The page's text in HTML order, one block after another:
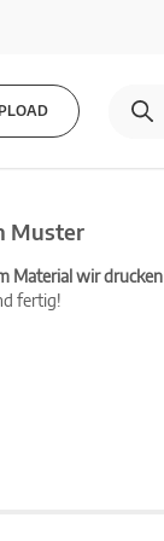
Muster
Material wir drucken
fertig!